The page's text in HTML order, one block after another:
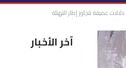
عميقة تتجاوز إطار التهنئة
آخر الأخبار